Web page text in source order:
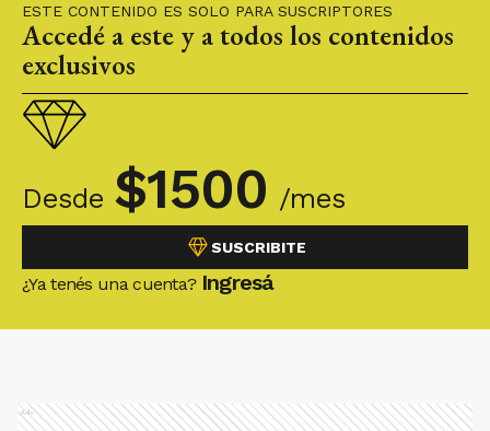
ESTE CONTENIDO ES SOLO PARA SUSCRIPTORES
Accedé a este y a todos los contenidos
exclusivos
Desde $1500 /mes
SUSCRIBITE
¿Ya tenés una cuenta? Ingresá
Ads